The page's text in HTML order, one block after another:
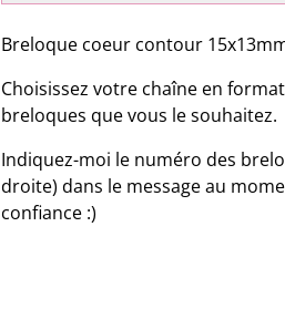
Breloque coeur contour
Choisissez votre chaîne en
breloques que vous le souhaitez.
Indiquez-moi le numéro des
droite) dans le message au
confiance :)